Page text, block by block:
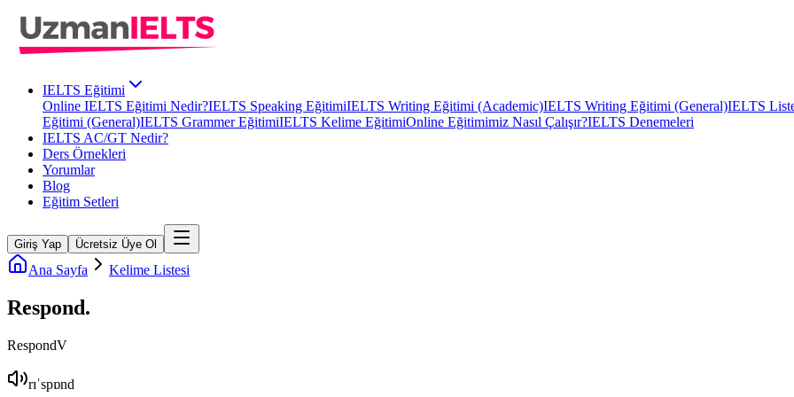
IELTS Eğitimi
Online IELTS Eğitimi Nedir?IELTS Speaking EğitimiIELTS Writing Eğitimi (Academic)IELTS Writing Eğitimi (General)IELTS
Eğitimi (General)IELTS Grammer EğitimiIELTS Kelime EğitimiOnline Eğitimimiz Nasıl Çalışır?IELTS Denemeleri
IELTS AC/GT Nedir?
Ders Örnekleri
Yorumlar
Blog
Eğitim Setleri
Giriş Yap Ücretsiz Üye Ol
Ana Sayfa Kelime Listesi
Respond.
RespondV
rɪˈspɒnd